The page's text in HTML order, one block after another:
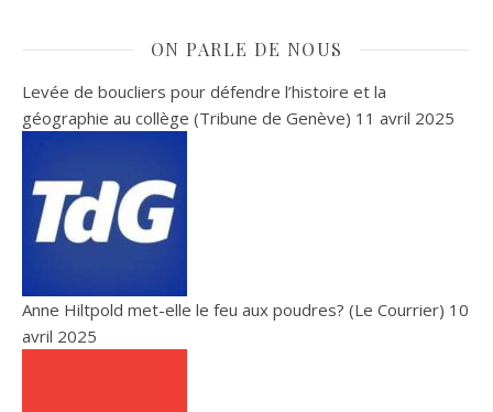
ON PARLE DE NOUS
Levée de boucliers pour défendre l’histoire et la
géographie au collège (Tribune de Genève) 11 avril 2025
Anne Hiltpold met-elle le feu aux poudres? (Le Courrier) 10
avril 2025